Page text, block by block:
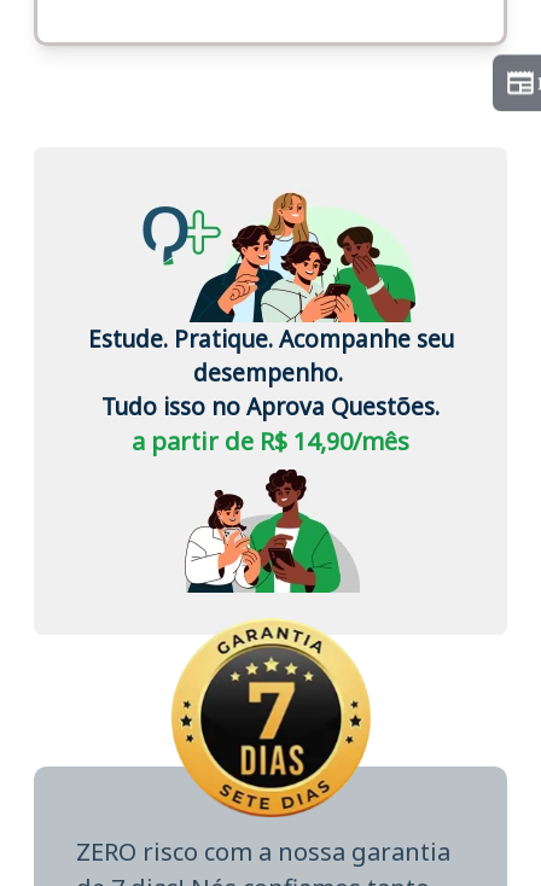
Estude. Pratique. Acompanhe seu
desempenho.
Tudo isso no Aprova Questões.
a partir de R$ 14,90/mês
ZERO risco com a nossa garantia